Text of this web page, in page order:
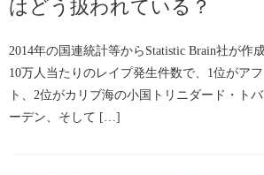
はどう扱われている？
2014年の国連統計等からStatistic Brain社が作
10万人当たりのレイプ発生件数で、1位がア
ト、2位がカリブ海の小国トリニダード・ト
ーデン、そして […]